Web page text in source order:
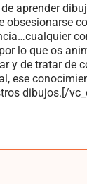
aprender
obsesionarse
lo que os
y de tratar de
ese
dibujos.[/